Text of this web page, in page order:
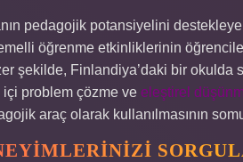
pedagojik potansiyelini
öğrenme etkinliklerinin
şekilde, Finlandiya’daki bir okulda
problem çözme ve eleştirel
araç olarak kullanılmasının